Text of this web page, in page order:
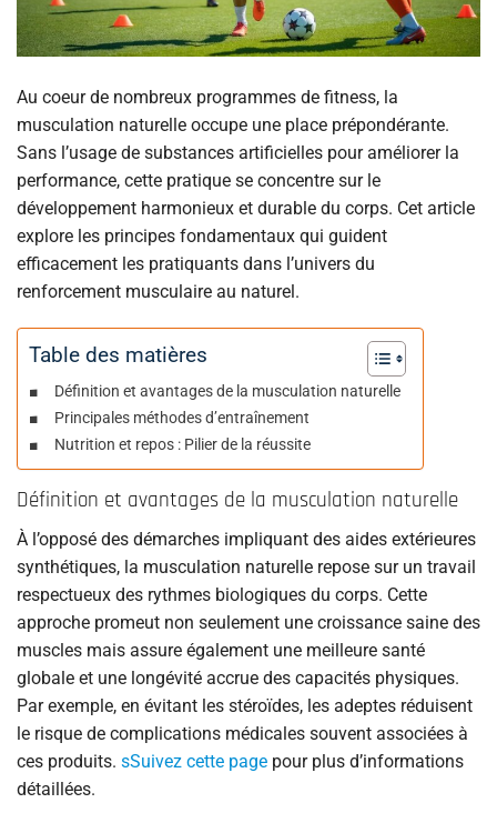
Au coeur de nombreux programmes de fitness, la
musculation naturelle occupe une place prépondérante.
Sans l’usage de substances artificielles pour améliorer la
performance, cette pratique se concentre sur le
développement harmonieux et durable du corps. Cet article
explore les principes fondamentaux qui guident
efficacement les pratiquants dans l’univers du
renforcement musculaire au naturel.
Table des matières
Définition et avantages de la musculation naturelle
Principales méthodes d’entraînement
Nutrition et repos : Pilier de la réussite
Définition et avantages de la musculation naturelle
À l’opposé des démarches impliquant des aides extérieures
synthétiques, la musculation naturelle repose sur un travail
respectueux des rythmes biologiques du corps. Cette
approche promeut non seulement une croissance saine des
muscles mais assure également une meilleure santé
globale et une longévité accrue des capacités physiques.
Par exemple, en évitant les stéroïdes, les adeptes réduisent
le risque de complications médicales souvent associées à
ces produits. sSuivez cette page pour plus d’informations
détaillées.